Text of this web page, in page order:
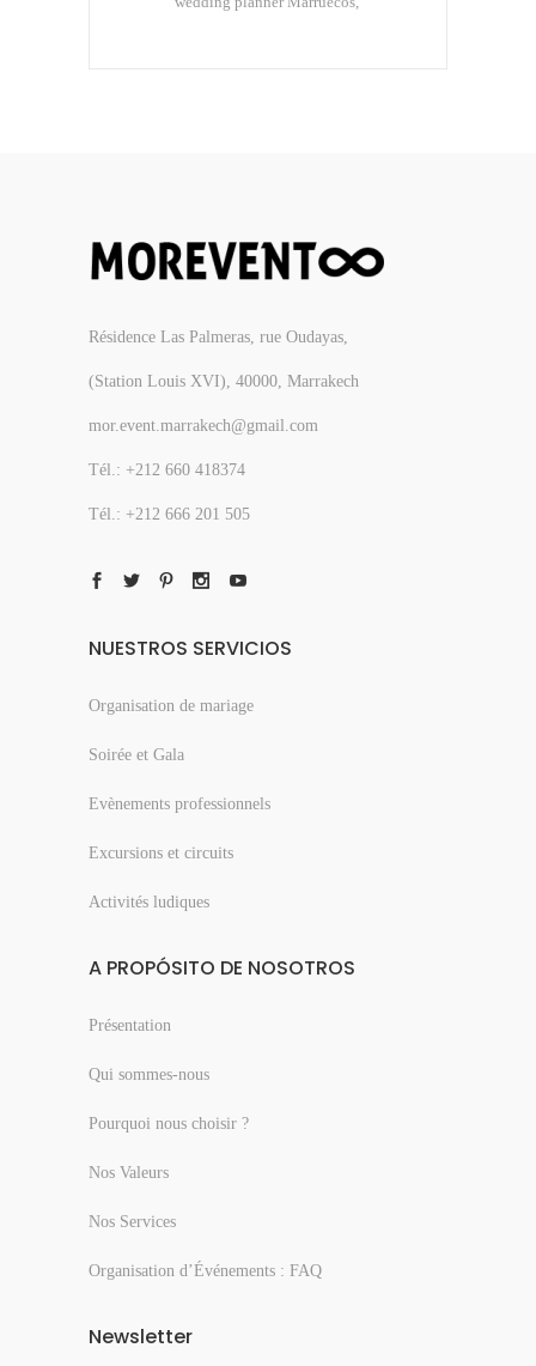
Résidence Las Palmeras, rue Oudayas,
(Station Louis XVI), 40000, Marrakech
mor.event.marrakech@gmail.com
Tél.: +212 660 418374
Tél.: +212 666 201 505
NUESTROS SERVICIOS
Organisation de mariage
Soirée et Gala
Evènements professionnels
Excursions et circuits
Activités ludiques
A PROPÓSITO DE NOSOTROS
Présentation
Qui sommes-nous
Pourquoi nous choisir ?
Nos Valeurs
Nos Services
Organisation d’Événements : FAQ
Newsletter